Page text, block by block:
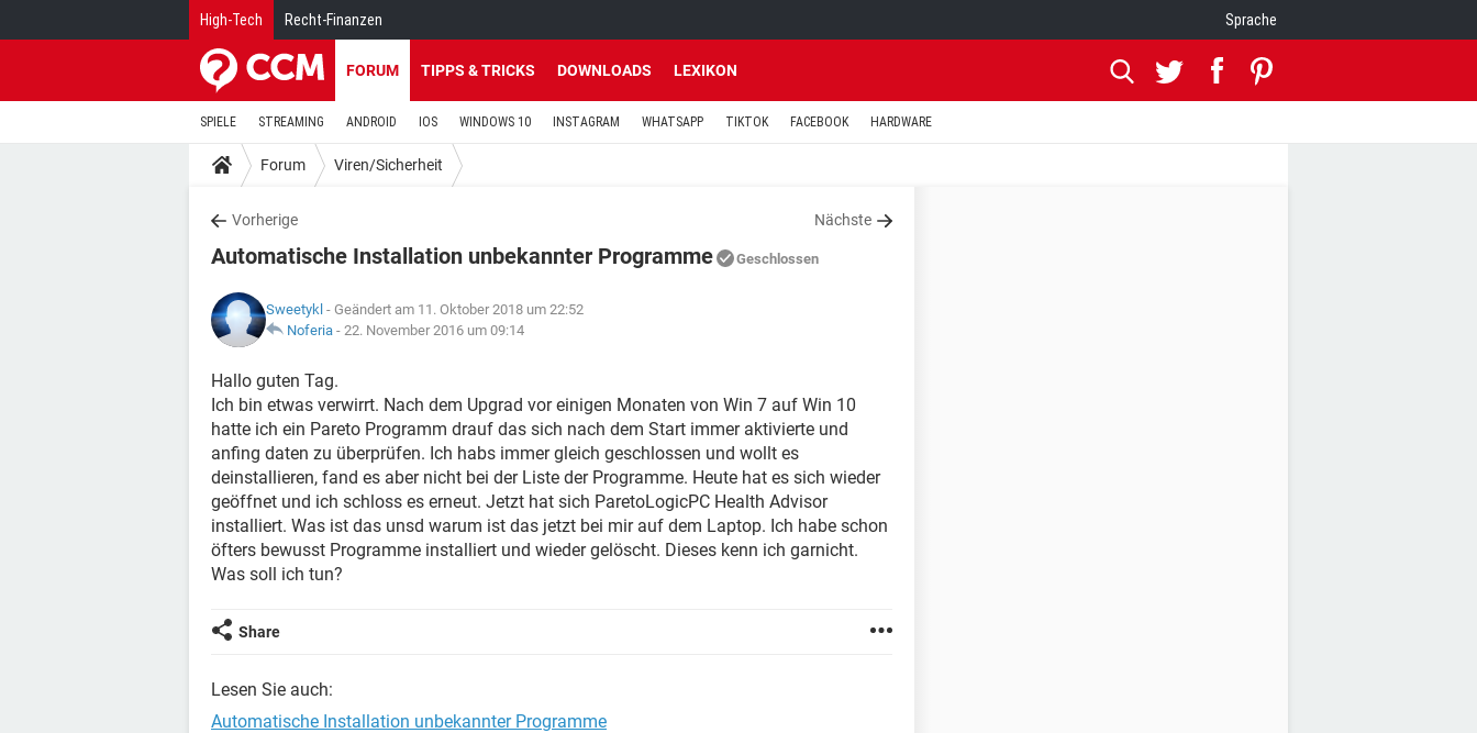
High-Tech Recht-Finanzen Sprache
FORUM TIPPS & TRICKS DOWNLOADS LEXIKON
SPIELE STREAMING ANDROID IOS WINDOWS 10 INSTAGRAM WHATSAPP TIKTOK FACEBOOK HARDWARE
Forum Viren/Sicherheit
Vorherige Nächste
Automatische Installation unbekannter Programme Geschlossen
Sweetykl - Geändert am 11. Oktober 2018 um 22:52
Noferia - 22. November 2016 um 09:14
Hallo guten Tag.
Ich bin etwas verwirrt. Nach dem Upgrad vor einigen Monaten von Win 7 auf Win 10
hatte ich ein Pareto Programm drauf das sich nach dem Start immer aktivierte und
anfing daten zu überprüfen. Ich habs immer gleich geschlossen und wollt es
deinstallieren, fand es aber nicht bei der Liste der Programme. Heute hat es sich wieder
geöffnet und ich schloss es erneut. Jetzt hat sich ParetoLogicPC Health Advisor
installiert. Was ist das unsd warum ist das jetzt bei mir auf dem Laptop. Ich habe schon
öfters bewusst Programme installiert und wieder gelöscht. Dieses kenn ich garnicht.
Was soll ich tun?
Share
Lesen Sie auch:
Automatische Installation unbekannter Programme